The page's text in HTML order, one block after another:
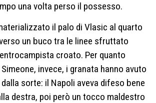
una volta perso il possesso.
il palo di Vlasic al quarto
un buco tra le linee sfruttato
croato. Per quanto
invece, i granata hanno avuto
sorte: il Napoli aveva difeso bene
destra, poi però un tocco maldestro